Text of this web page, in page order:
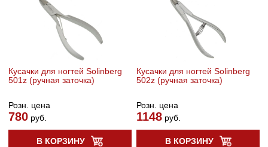
Кусачки для ногтей Solinberg
501z (ручная заточка)
Розн. цена
780руб.
В КОРЗИНУ
Кусачки для ногтей Solinberg
502z (ручная заточка)
Розн. цена
1148 руб.
В КОРЗИНУ